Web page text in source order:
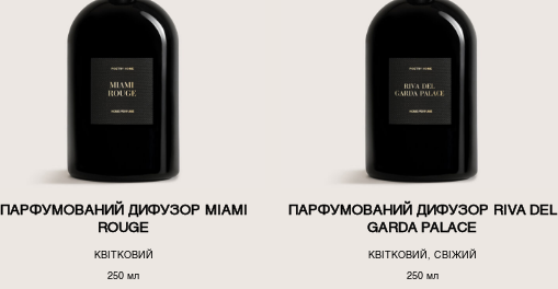
ПАРФУМОВАНИЙ ДИФУЗОР MIAMI
ROUGE
КВІТКОВИЙ
250 мл
ПАРФУМОВАНИЙ ДИФУЗОР RIVA DEL
GARDA PALACE
КВІТКОВИЙ, СВІЖИЙ
250 мл